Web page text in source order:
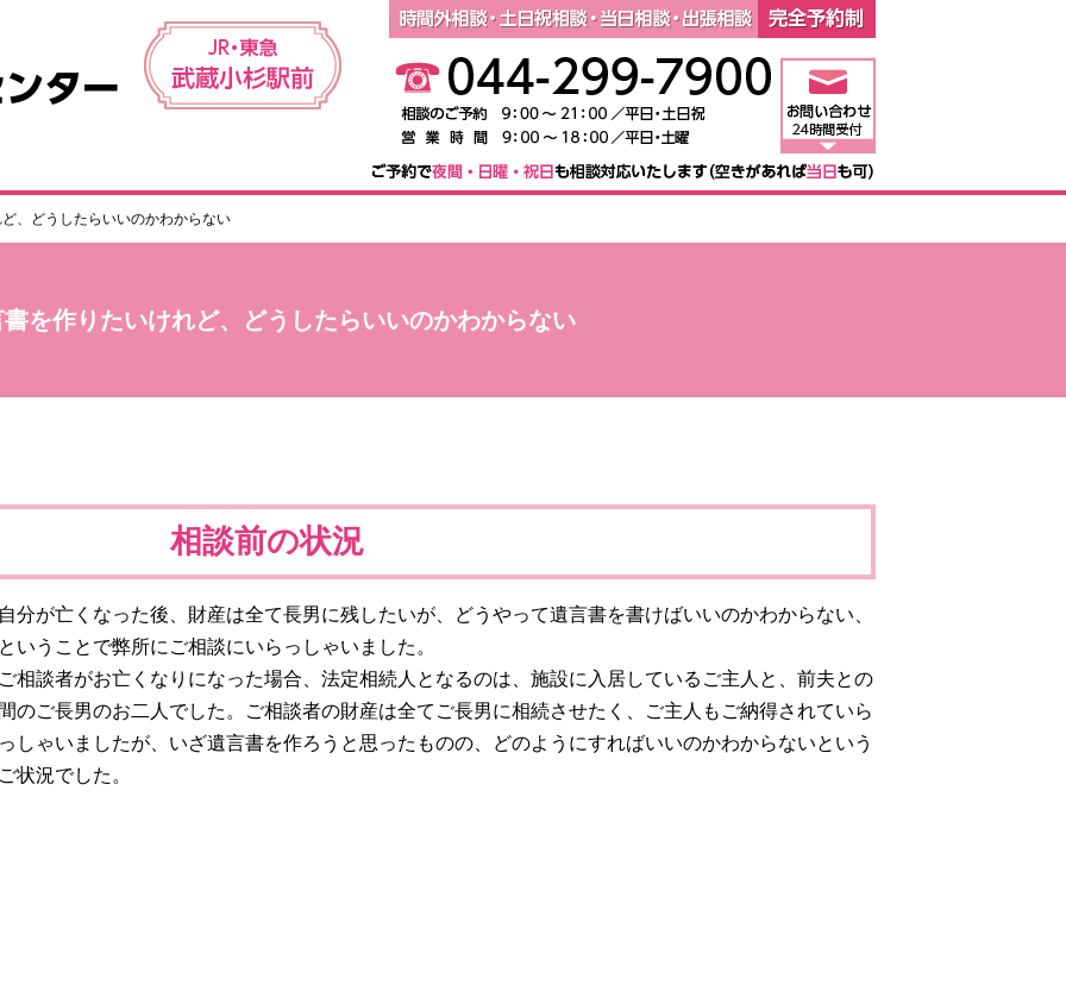
ご予約で時間外・土
、どうしたらいいのかわからない
を作りたいけれど、どうしたらいいのかわからない
相談前の状況
分が亡くなった後、財産は全て長男に残したいが、どうやって遺言書を書けばいいのかわからない、
いうことで弊所にご相談にいらっしゃいました。
相談者がお亡くなりになった場合、法定相続人となるのは、施設に入居しているご主人と、前夫との
のご長男のお二人でした。ご相談者の財産は全てご長男に相続させたく、ご主人もご納得されていら
しゃいましたが、いざ遺言書を作ろうと思ったものの、どのようにすればいいのかわからないという
状況でした。